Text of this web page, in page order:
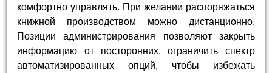
комфортно управлять. При желании распоряжаться
книжной производством можно дистанционно.
Позиции администрирования позволяют закрыть
информацию от посторонних, ограничить спектр
автоматизированных опций, чтобы избежать